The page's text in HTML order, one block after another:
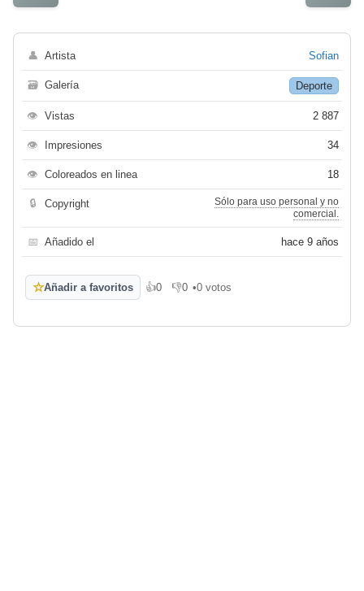
👤 Artista Sofian
🗃 Galería Deporte
👁 Vistas 2 887
👁 Impresiones 34
👁 Coloreados en linea 18
🔒 Copyright
Sólo para uso personal y no
comercial.
📅 Añadido el hace 9 años
☆Añadir a favoritos 👍0
Me gusta
👎0
No me gusta
•0 votos